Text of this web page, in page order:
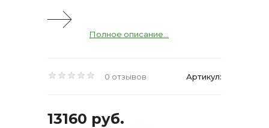
Полное описание...
0 отзывов Артикул:
13160 руб.